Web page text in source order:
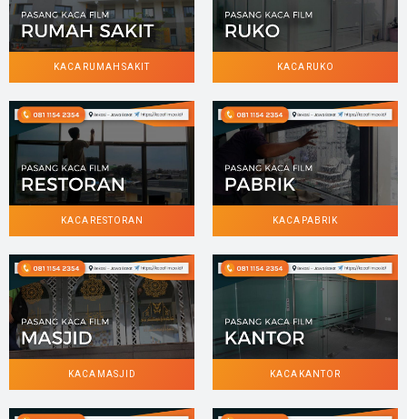
KACA RUMAH SAKIT KACA RUKO
KACA RESTORAN KACA PABRIK
KACA MASJID KACA KANTOR